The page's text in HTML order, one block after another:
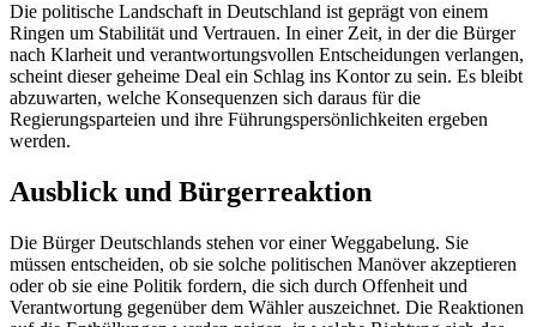
Die politische Landschaft in Deutschland ist geprägt von einem
Ringen um Stabilität und Vertrauen. In einer Zeit, in der die Bürger
nach Klarheit und verantwortungsvollen Entscheidungen verlangen,
scheint dieser geheime Deal ein Schlag ins Kontor zu sein. Es bleibt
abzuwarten, welche Konsequenzen sich daraus für die
Regierungsparteien und ihre Führungspersönlichkeiten ergeben
werden.
Ausblick und Bürgerreaktion
Die Bürger Deutschlands stehen vor einer Weggabelung. Sie
müssen entscheiden, ob sie solche politischen Manöver akzeptieren
oder ob sie eine Politik fordern, die sich durch Offenheit und
Verantwortung gegenüber dem Wähler auszeichnet. Die Reaktionen